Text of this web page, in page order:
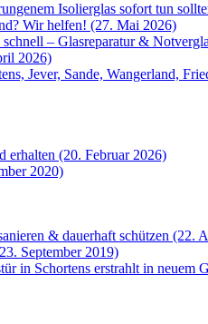
Isolierglas sofort tun
Wir helfen! (27. Mai 2026)
– Glasreparatur &
2026)
Jever, Sande, Wangerland,
(20. Februar 2026)
2020)
& dauerhaft schützen (22.
September 2019)
in Schortens erstrahlt in neuem